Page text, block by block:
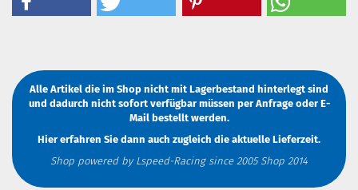
Alle Artikel die im Shop nicht mit Lagerbestand hinterlegt sind
und dadurch nicht sofort verfügbar müssen per AnfrageoderE-
Mailbestellt werden.
Hier erfahren Sie dann auch zugleich die aktuelle Lieferzeit.
Shop powered by Lspeed-Racing since 2005 Shop 2014